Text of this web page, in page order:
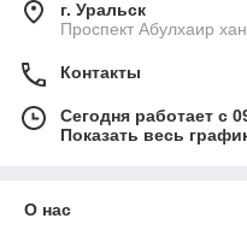
г. Уральск
Проспект Абулхаир
Контакты
Сегодня работает с
Показать весь
О нас